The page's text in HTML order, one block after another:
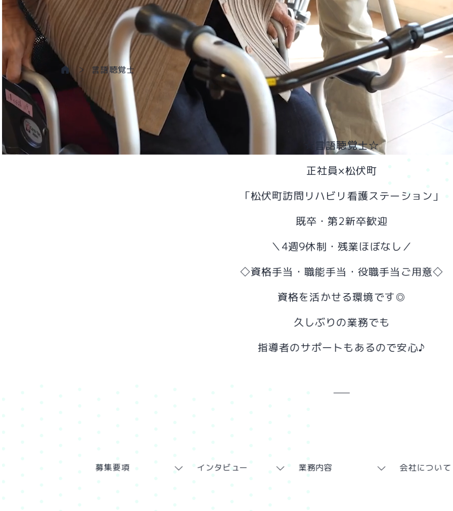
言語聴覚士
☆言語聴覚士☆
正社員×松伏町
「松伏町訪問リハビリ看護ステーション」
既卒・第2新卒歓迎
＼4週9休制・残業ほぼなし／
◇資格手当・職能手当・役職手当ご用意◇
資格を活かせる環境です◎
久しぶりの業務でも
指導者のサポートもあるので安心♪
募集要項 インタビュー 業務内容 会社について